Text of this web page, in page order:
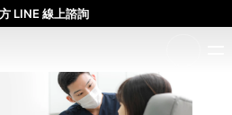
LINE 線上諮詢
加 Meditox 曼谷大體工作坊 🌸